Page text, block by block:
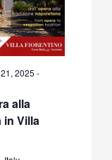
alla
in Villa
2025 -